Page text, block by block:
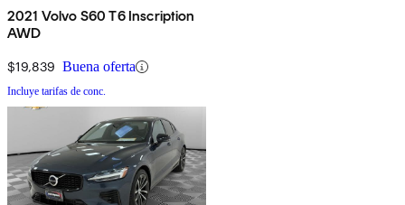
2021 Volvo S60 T6 Inscription
AWD
$19,839 Buena oferta
Incluye tarifas de conc.